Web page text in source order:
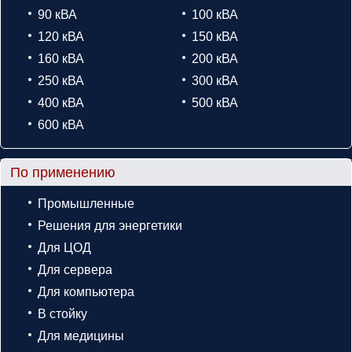
90 кВА
100 кВА
120 кВА
150 кВА
160 кВА
200 кВА
250 кВА
300 кВА
400 кВА
500 кВА
600 кВА
По применению
Промышленные
Решения для энергетики
Для ЦОД
Для сервера
Для компьютера
В стойку
Для медицины